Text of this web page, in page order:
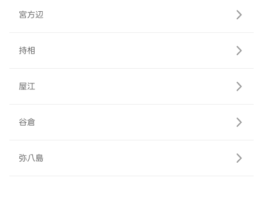
宮方辺
持相
屋江
谷倉
弥八島